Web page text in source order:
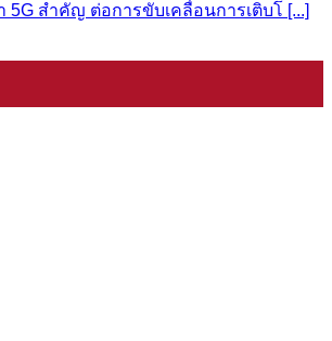
5G สำคัญ ต่อการขับเคลื่อนการเติบโ [...]